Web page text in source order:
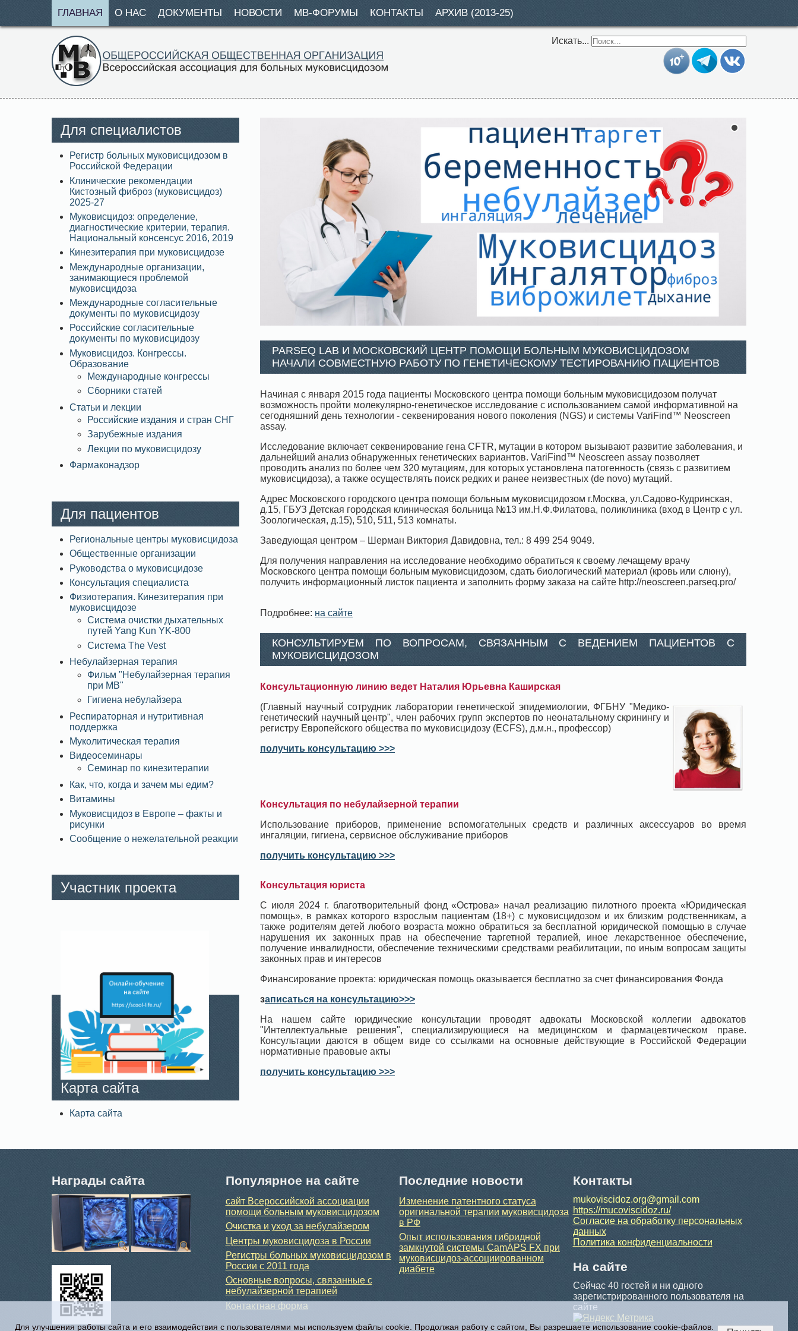
ГЛАВНАЯ О НАС ДОКУМЕНТЫ НОВОСТИ МВ-ФОРУМЫ КОНТАКТЫ АРХИВ (2013-25)
Искать...
PARSEQ LAB И МОСКОВСКИЙ ЦЕНТР ПОМОЩИ БОЛЬНЫМ МУКОВИСЦИДОЗОМ
НАЧАЛИ СОВМЕСТНУЮ РАБОТУ ПО ГЕНЕТИЧЕСКОМУ ТЕСТИРОВАНИЮ ПАЦИЕНТОВ
Начиная с января 2015 года пациенты Московского центра помощи больным муковисцидозом получат
возможность пройти молекулярно-генетическое исследование с использованием самой информативной на
сегодняшний день технологии - секвенирования нового поколения (NGS) и системы VariFind™ Neoscreen
assay.
Исследование включает секвенирование гена CFTR, мутации в котором вызывают развитие заболевания, и
дальнейший анализ обнаруженных генетических вариантов. VariFind™ Neoscreen assay позволяет
проводить анализ по более чем 320 мутациям, для которых установлена патогенность (связь с развитием
муковисцидоза), а также осуществлять поиск редких и ранее неизвестных (de novo) мутаций.
Адрес Московского городского центра помощи больным муковисцидозом г.Москва, ул.Садово-Кудринская,
д.15, ГБУЗ Детская городская клиническая больница №13 им.Н.Ф.Филатова, поликлиника (вход в Центр с ул.
Зоологическая, д.15), 510, 511, 513 комнаты.
Заведующая центром – Шерман Виктория Давидовна, тел.: 8 499 254 9049.
Для получения направления на исследование необходимо обратиться к своему лечащему врачу
Московского центра помощи больным муковисцидозом, сдать биологический материал (кровь или слюну),
получить информационный листок пациента и заполнить форму заказа на сайте http://neoscreen.parseq.pro/
Подробнее: на сайте
КОНСУЛЬТИРУЕМ ПО ВОПРОСАМ, СВЯЗАННЫМ С ВЕДЕНИЕМ ПАЦИЕНТОВ С
МУКОВИСЦИДОЗОМ
Консультационную линию ведет Наталия Юрьевна Каширская
(Главный научный сотрудник лаборатории генетической эпидемиологии, ФГБНУ "Медико-
генетический научный центр", член рабочих групп экспертов по неонатальному скринингу и
регистру Европейского общества по муковисцидозу (ECFS), д.м.н., профессор)
получить консультацию >>>
Консультация по небулайзерной терапии
Использование приборов, применение вспомогательных средств и различных аксессуаров во время
ингаляции, гигиена, сервисное обслуживание приборов
получить консультацию >>>
Консультация юриста
С июля 2024 г. благотворительный фонд «Острова» начал реализацию пилотного проекта «Юридическая
помощь», в рамках которого взрослым пациентам (18+) с муковисцидозом и их близким родственникам, а
также родителям детей любого возраста можно обратиться за бесплатной юридической помощью в случае
нарушения их законных прав на обеспечение таргетной терапией, иное лекарственное обеспечение,
получение инвалидности, обеспечение техническими средствами реабилитации, по иным вопросам защиты
законных прав и интересов
Финансирование проекта: юридическая помощь оказывается бесплатно за счет финансирования Фонда
записаться на консультацию>>>
На нашем сайте юридические консультации проводят адвокаты Московской коллегии адвокатов
"Интеллектуальные решения", специализирующиеся на медицинском и фармацевтическом праве.
Консультации даются в общем виде со ссылками на основные действующие в Российской Федерации
нормативные правовые акты
получить консультацию >>>
Для специалистов
Регистр больных муковисцидозом в
Российской Федерации
Клинические рекомендации
Кистозный фиброз (муковисцидоз)
2025-27
Муковисцидоз: определение,
диагностические критерии, терапия.
Национальный консенсус 2016, 2019
Кинезитерапия при муковисцидозе
Международные организации,
занимающиеся проблемой
муковисцидоза
Международные согласительные
документы по муковисцидозу
Российские согласительные
документы по муковисцидозу
Муковисцидоз. Конгрессы.
Образование
Международные конгрессы
Сборники статей
Статьи и лекции
Российские издания и стран СНГ
Зарубежные издания
Лекции по муковисцидозу
Фармаконадзор
Для пациентов
Региональные центры муковисцидоза
Общественные организации
Руководства о муковисцидозе
Консультация специалиста
Физиотерапия. Кинезитерапия при
муковисцидозе
Система очистки дыхательных
путей Yang Kun YK-800
Система The Vest
Небулайзерная терапия
Фильм "Небулайзерная терапия
при МВ"
Гигиена небулайзера
Респираторная и нутритивная
поддержка
Муколитическая терапия
Видеосеминары
Семинар по кинезитерапии
Как, что, когда и зачем мы едим?
Витамины
Муковисцидоз в Европе – факты и
рисунки
Сообщение о нежелательной реакции
Участник проекта
Карта сайта
Карта сайта
Награды сайта Популярное на сайте
сайт Всероссийской ассоциации
помощи больным муковисцидозом
Очистка и уход за небулайзером
Центры муковисцидоза в России
Регистры больных муковисцидозом в
России с 2011 года
Основные вопросы, связанные с
небулайзерной терапией
Контактная форма
Последние новости
Изменение патентного статуса
оригинальной терапии муковисцидоза
в РФ
Опыт использования гибридной
замкнутой системы CamAPS FX при
муковисцидоз-ассоциированном
диабете
Контакты
mukoviscidoz.org@gmail.com
https://mucoviscidoz.ru/
Согласие на обработку персональных
данных
Политика конфиденциальности
На сайте
Сейчас 40 гостей и ни одного
зарегистрированного пользователя на
сайте
Для улучшения работы сайта и его взаимодействия с пользователями мы используем файлы cookie. Продолжая работу с сайтом, Вы разрешаете использование cookie-файлов.